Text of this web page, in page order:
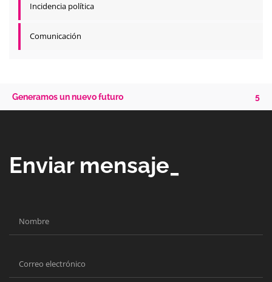
Incidencia política
Comunicación
Generamos un nuevo futuro 5
Enviar mensaje_